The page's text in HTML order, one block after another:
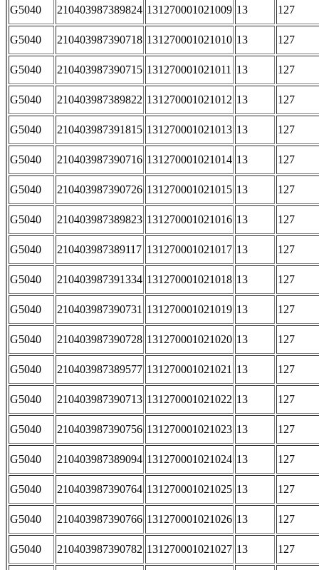
G5040 210403987389824 131270001021009 13 127
G5040 210403987390718 131270001021010 13 127
G5040 210403987390715 131270001021011 13 127
G5040 210403987389822 131270001021012 13 127
G5040 210403987391815 131270001021013 13 127
G5040 210403987390716 131270001021014 13 127
G5040 210403987390726 131270001021015 13 127
G5040 210403987389823 131270001021016 13 127
G5040 210403987389117 131270001021017 13 127
G5040 210403987391334 131270001021018 13 127
G5040 210403987390731 131270001021019 13 127
G5040 210403987390728 131270001021020 13 127
G5040 210403987389577 131270001021021 13 127
G5040 210403987390713 131270001021022 13 127
G5040 210403987390756 131270001021023 13 127
G5040 210403987389094 131270001021024 13 127
G5040 210403987390764 131270001021025 13 127
G5040 210403987390766 131270001021026 13 127
G5040 210403987390782 131270001021027 13 127